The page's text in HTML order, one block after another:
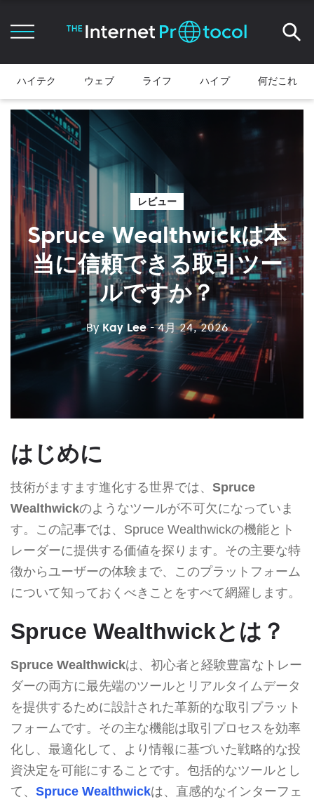
ハイテク ウェブ ライフ ハイプ 何だこれ
レビュー
Spruce Wealthwickは本
当に信頼できる取引ツー
ルですか？
ByKay Lee - 4月 24, 2026
はじめに
技術がますます進化する世界では、 Spruce
Wealthwickのようなツールが不可欠になっていま
す。この記事では、Spruce Wealthwickの機能とト
レーダーに提供する価値を探ります。その主要な特
徴からユーザーの体験まで、このプラットフォーム
について知っておくべきことをすべて網羅します。
Spruce Wealthwickとは？
Spruce Wealthwickは、初心者と経験豊富なトレー
ダーの両方に最先端のツールとリアルタイムデータ
を提供するために設計された革新的な取引プラット
フォームです。その主な機能は取引プロセスを効率
化し、最適化して、より情報に基づいた戦略的な投
資決定を可能にすることです。包括的なツールとし
て、 Spruce Wealthwickは、直感的なインターフェ